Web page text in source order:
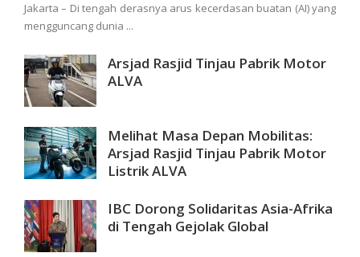
Jakarta – Di tengah derasnya arus kecerdasan buatan (AI) yang
mengguncang dunia ...
Arsjad Rasjid Tinjau Pabrik Motor
ALVA
Melihat Masa Depan Mobilitas:
Arsjad Rasjid Tinjau Pabrik Motor
Listrik ALVA
IBC Dorong Solidaritas Asia-Afrika
di Tengah Gejolak Global